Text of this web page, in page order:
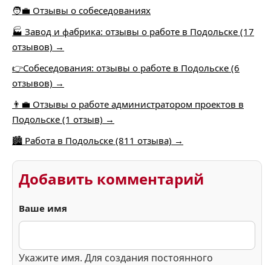
🧑‍💼 Отзывы о собеседованиях
🏭 Завод и фабрика: отзывы о работе в Подольске (17
отзывов) →
👉Собеседования: отзывы о работе в Подольске (6
отзывов) →
👨‍💼 Отзывы о работе администратором проектов в
Подольске (1 отзыв) →
🏙️ Работа в Подольске (811 отзыва) →
Добавить комментарий
Ваше имя
Укажите имя. Для создания постоянного